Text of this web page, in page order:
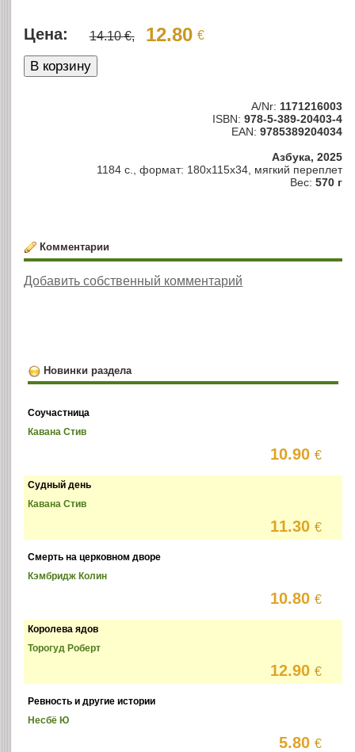
Цена: 14.10 €, 12.80 €
A/Nr: 1171216003
ISBN: 978-5-389-20403-4
EAN: 9785389204034
Азбука, 2025
1184 c., формат: 180х115х34, мягкий переплет
Вес: 570 г
Комментарии
Добавить собственный комментарий
Новинки раздела
Соучастница
Кавана Стив
10.90€
Судный день
Кавана Стив
11.30€
Смерть на церковном дворе
Кэмбридж Колин
10.80€
Королева ядов
Торогуд Роберт
12.90€
Ревность и другие истории
Несбё Ю
5.80€